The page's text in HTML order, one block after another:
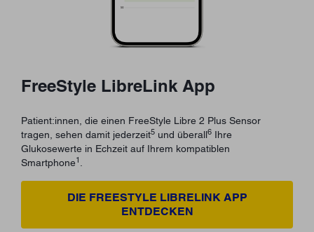
FreeStyle LibreLink App
Patient:innen, die einen FreeStyle Libre 2 Plus Sensor
tragen, sehen damit jederzeit5 und überall6 Ihre
Glukosewerte in Echzeit auf Ihrem kompatiblen
Smartphone1
DIE FREESTYLE LIBRELINK APP
ENTDECKEN